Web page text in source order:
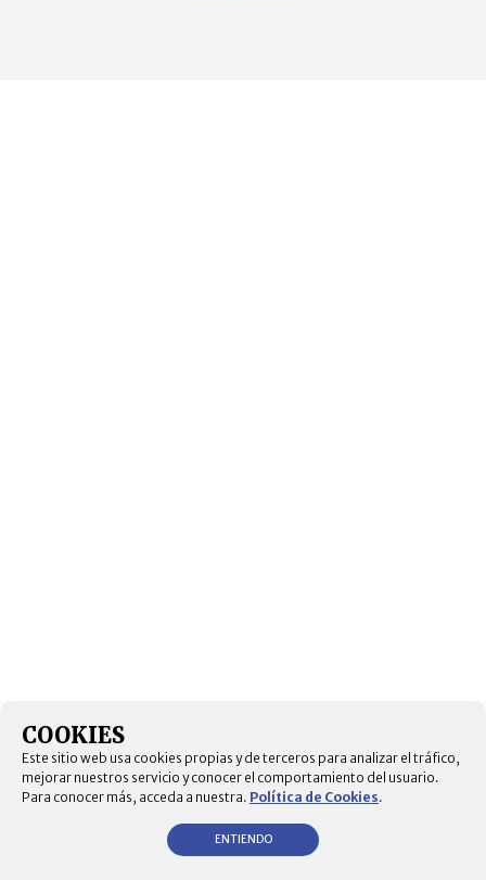
COOKIES
Este sitio web usa cookies propias y de terceros para analizar el tráfico,
mejorar nuestros servicio y conocer el comportamiento del usuario.
Para conocer más, acceda a nuestra. Política de Cookies.
ENTIENDO